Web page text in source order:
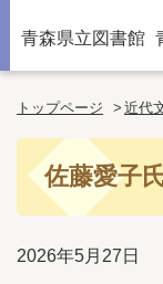
青森県立図書館
トップページ 近代
佐藤愛子
2026年5月27日